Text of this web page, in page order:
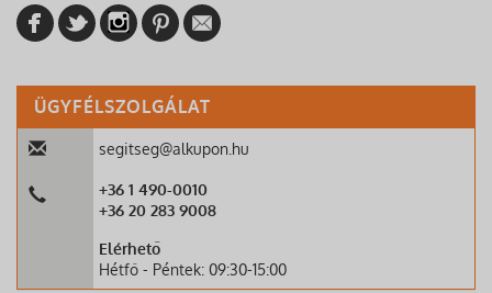
ÜGYFÉLSZOLGÁLAT
segitseg@alkupon.hu
+36 1 490-0010
+36 20 283 9008
Elérhető
Hétfő - Péntek: 09:30-15:00